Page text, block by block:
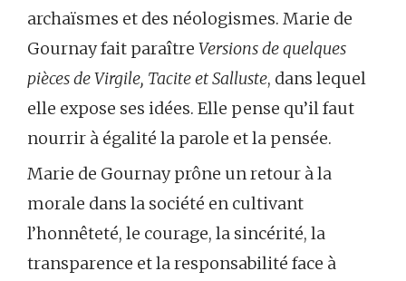
archaïsmes et des néologismes. Marie de
Gournay fait paraître Versions de quelques
pièces de Virgile, Tacite et Salluste, dans lequel
elle expose ses idées. Elle pense qu’il faut
nourrir à égalité la parole et la pensée.
Marie de Gournay prône un retour à la
morale dans la société en cultivant
l’honnêteté, le courage, la sincérité, la
transparence et la responsabilité face à